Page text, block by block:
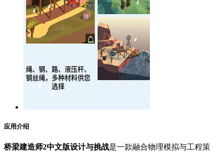
应用介绍
桥梁建造师2中文版设计与挑战是一款融合物理模拟与工程策